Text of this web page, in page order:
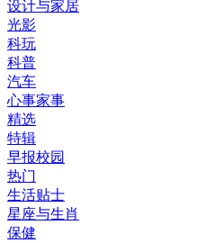
设计与家居
光影
科玩
科普
汽车
心事家事
精选
特辑
早报校园
热门
生活贴士
星座与生肖
保健